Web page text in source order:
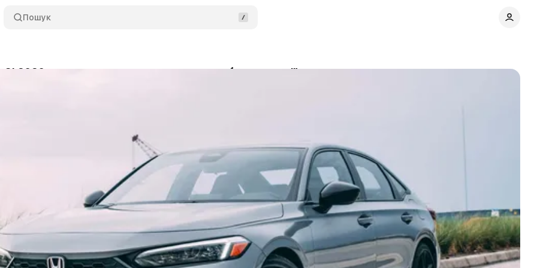
Пошук
Si 2026: оновлена класика, яка все ще вибиває емоції